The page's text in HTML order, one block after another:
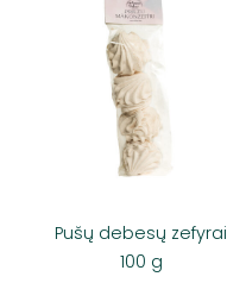
Pušų debesų zefyrai
100 g